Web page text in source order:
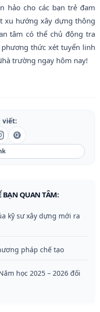
hảo cho các bạn trẻ đam
xu hướng xây dựng thông
tâm có thể chủ động tra
thức xét tuyển linh
trường ngay hôm nay!
viết:
BẠN QUAN TÂM:
kỹ sư xây dựng mới ra
pháp chế tạo
học 2025 – 2026 đối